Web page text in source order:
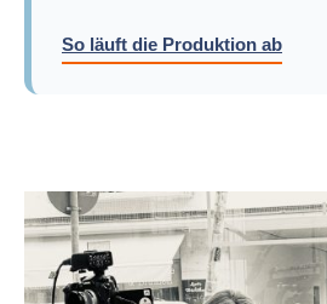
So läuft die Produktion ab